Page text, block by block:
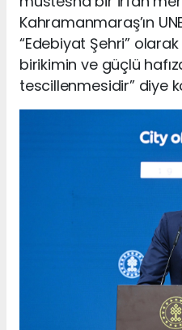
Kahramanmaraş’ın
“Edebiyat Şehri”
birikimin ve güçlü
tescillenmesidir” diye